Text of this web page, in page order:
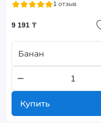
1 отзыв
9 191 ₸
Банан
Купить